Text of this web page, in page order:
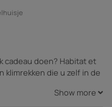
cadeau doen? Habitat et
klimrekken die u zelf in de
gezellige momenten met
Show more